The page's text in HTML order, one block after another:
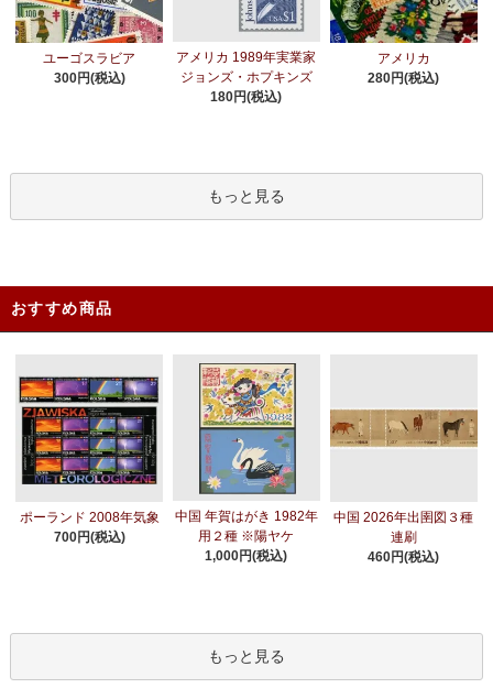
ユーゴスラビア
300円(税込)
アメリカ 1989年実業家
ジョンズ・ホプキンズ
180円(税込)
アメリカ
280円(税込)
もっと見る
おすすめ商品
ポーランド 2008年気象
700円(税込)
中国 年賀はがき 1982年
用２種 ※陽ヤケ
1,000円(税込)
中国 2026年出圉図３種
連刷
460円(税込)
もっと見る